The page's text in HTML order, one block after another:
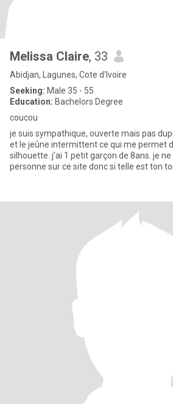
Melissa Claire, 33
Abidjan, Lagunes, Cote d'Ivoire
Seeking: Male 35 - 55
Education: Bachelors Degree
coucou
je suis sympathique, ouverte mais pas
et le jeûne intermittent ce qui me permet
silhouette. j’ai 1 petit garçon de 8ans. je
personne sur ce site donc si telle est ton